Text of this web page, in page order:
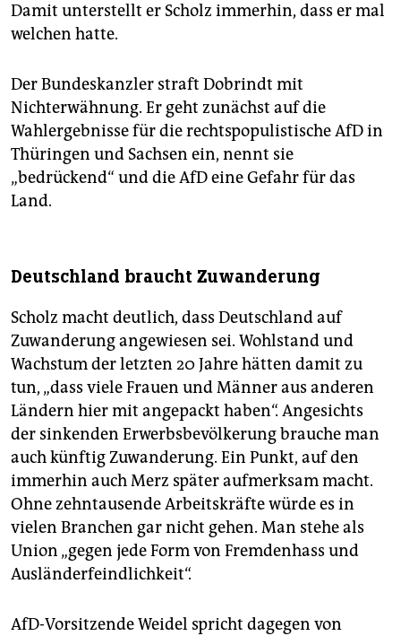
Damit unterstellt er Scholz immerhin, dass er mal
welchen hatte.
Der Bundeskanzler straft Dobrindt mit
Nichterwähnung. Er geht zunächst auf die
Wahlergebnisse für die rechtspopulistische AfD in
Thüringen und Sachsen ein, nennt sie
„bedrückend“ und die AfD eine Gefahr für das
Land.
Deutschland braucht Zuwanderung
Scholz macht deutlich, dass Deutschland auf
Zuwanderung angewiesen sei. Wohlstand und
Wachstum der letzten 20 Jahre hätten damit zu
tun, „dass viele Frauen und Männer aus anderen
Ländern hier mit angepackt haben“. Angesichts
der sinkenden Erwerbsbevölkerung brauche man
auch künftig Zuwanderung. Ein Punkt, auf den
immerhin auch Merz später aufmerksam macht.
Ohne zehntausende Arbeitskräfte würde es in
vielen Branchen gar nicht gehen. Man stehe als
Union „gegen jede Form von Fremdenhass und
Ausländerfeindlichkeit“.
AfD-Vorsitzende Weidel spricht dagegen von